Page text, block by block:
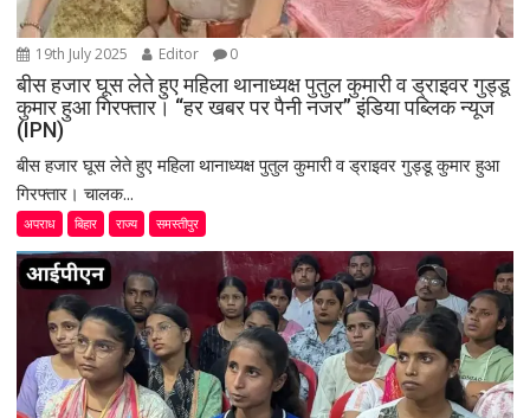
19th July 2025 Editor 0
बीस हजार घूस लेते हुए महिला थानाध्यक्ष पुतुल कुमारी व ड्राइवर गुड्डू
कुमार हुआ गिरफ्तार। “हर खबर पर पैनी नजर” इंडिया पब्लिक न्यूज
(IPN)
बीस हजार घूस लेते हुए महिला थानाध्यक्ष पुतुल कुमारी व ड्राइवर गुड्डू कुमार हुआ
गिरफ्तार। चालक...
अपराध बिहार राज्य समस्तीपुर